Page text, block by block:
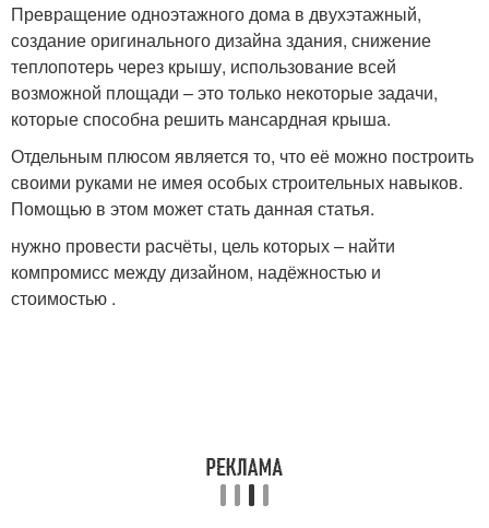
Превращение одноэтажного дома в двухэтажный,
создание оригинального дизайна здания, снижение
теплопотерь через крышу, использование всей
возможной площади – это только некоторые задачи,
которые способна решить мансардная крыша.
Отдельным плюсом является то, что её можно построить
своими руками не имея особых строительных навыков.
Помощью в этом может стать данная статья.
нужно провести расчёты, цель которых – найти
компромисс между дизайном, надёжностью и
стоимостью .